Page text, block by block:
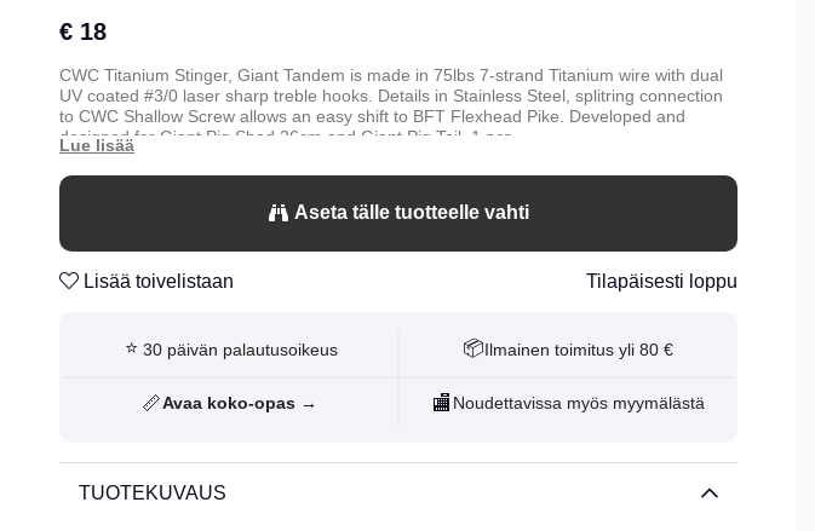
€ 18
CWC Titanium Stinger, Giant Tandem is made in 75lbs 7-strand Titanium wire with dual
UV coated #3/0 laser sharp treble hooks. Details in Stainless Steel, splitring connection
to CWC Shallow Screw allows an easy shift to BFT Flexhead Pike. Developed and
designed for Giant Pig Shad 26cm and Giant Pig Tail. 1 pcs.
Aseta tälle tuotteelle vahti
Lisää toivelistaan Tilapäisesti loppu
⭐ 30 päivän palautusoikeus 📦 Ilmainen toimitus yli 80 €
📏Avaa koko-opas → 🏬 Noudettavissa myös myymälästä
TUOTEKUVAUS